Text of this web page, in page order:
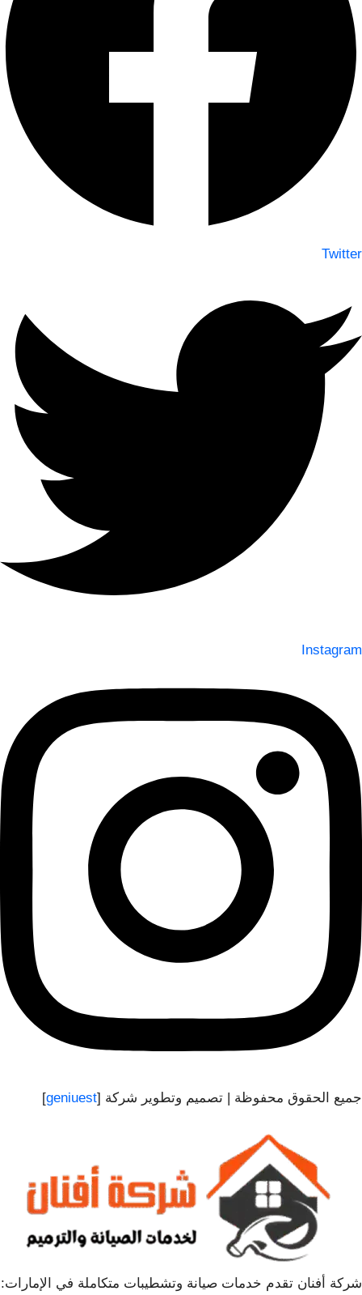
Twitter
Instagram
جميع الحقوق محفوظة | تصميم وتطوير شركة [geniuest
]
شركة أفنان تقدم خدمات صيانة وتشطيبات متكاملة في الإمارات: